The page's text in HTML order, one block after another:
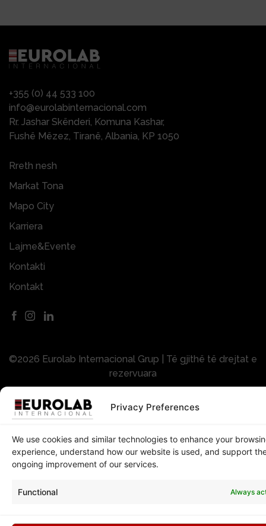
Privacy Preferences
We use cookies and similar technologies to enhance your
experience, understand how our website is used, and support
ongoing improvement of our services.
Functional Always
+355 (0) 44 533 100
info@eurolabinternacional.com
Rr. Jashar Skënderi, Komuna Kashar,
Fushë Mëzez, Tiranë, Albania, KP 1050
Rreth nesh
Markat Tona
Mapo City
Karriera
Lajme&Evente
Kontakti
Kontakt
©2026 Eurolab Internacional Grup | Të gjithë të drejtat e
rezervuara